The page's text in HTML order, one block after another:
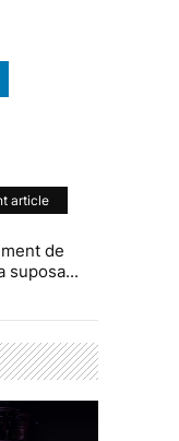
article
de
suposa...